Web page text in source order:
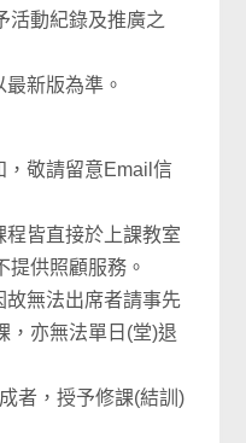
活動紀錄及推廣之
新版為準。
，敬請留意Email信
皆直接於上課教室
提供照顧服務。
故無法出席者請事先
，亦無法單日(堂)退
者，授予修課(結訓)